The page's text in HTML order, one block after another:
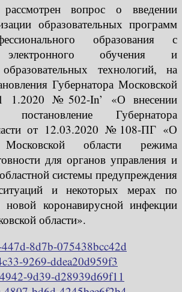
вопрос о введении
образовательных программ
образования с
электронного обучения и
технологий, на
Губернатора Московской
1.2020 №502-In’ «О внесении
Губернатора
от 12.03.2020 №108-ПГ «О
области режима
для органов управления и
системы предупреждения
и некоторых мерах по
новой коронавирусной инфекции
области».